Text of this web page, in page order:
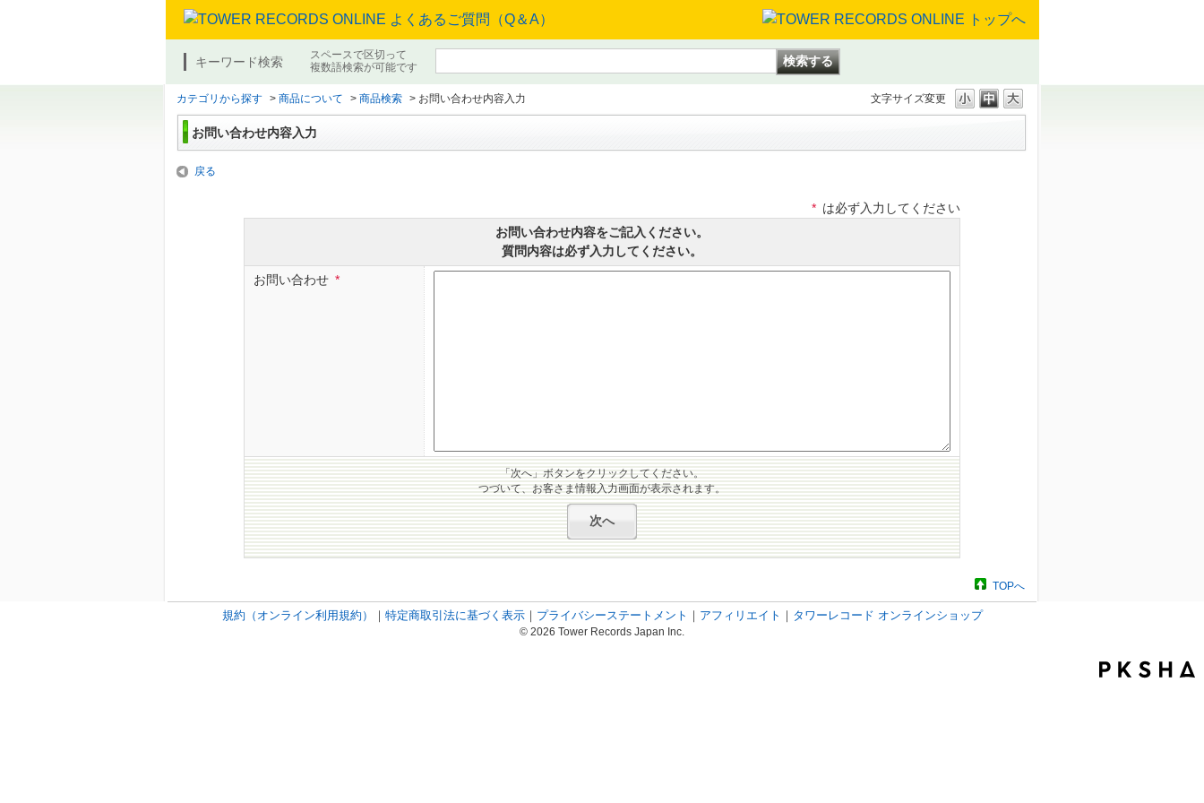
キーワード検索
スペースで区切って
複数語検索が可能です
文字サイズ変更
カテゴリから探す > 商品について > 商品検索 > お問い合わせ内容入力
お問い合わせ内容入力
戻る
* は必ず入力してください
お問い合わせ内容をご記入ください。
質問内容は必ず入力してください。
お問い合わせ *
「次へ」ボタンをクリックしてください。
つづいて、お客さま情報入力画面が表示されます。
TOPへ
規約（オンライン利用規約） ｜ 特定商取引法に基づく表示｜ プライバシーステートメント ｜ アフィリエイト ｜ タワーレコード オンラインショップ
© 2026 Tower Records Japan Inc.